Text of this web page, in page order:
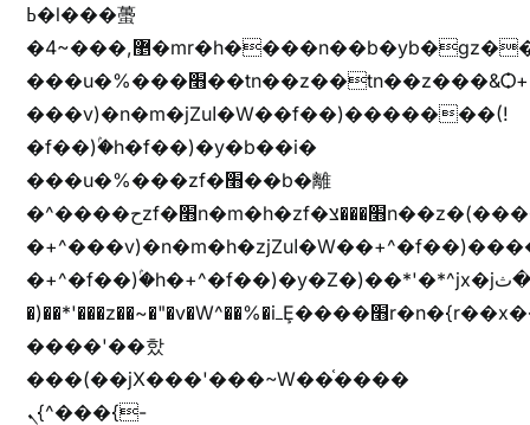
ߕ�l���蠆
�4~���,޵�mr�h����n��b�yb�gz���Z��m��ޭ�%��b�G(���i�
���u�%���׫��tn��z��tn��z���&Ѻ+u��y�tn��z�(���i�b� h���v)�(!
���v)�n�m�jZuا�W��f��)�������(!
�f��)ۢ�h�f��)�y�b��i�
���u�%���zf�׫��b�離
�^����حzf�׫n�m�h�zf�׫���צn��z�(����i�b� h�+^���v)�(!
�+^���v)�n�m�h�zjZuا�W��+^�f��)����zi����(!
�+^�f��)ۢ�h�+^�f��)�y�Z�)��*'�*^jx�jب�ثy�b�y^~֧�f���ܢZ+jx�jب��^y�7jx�jب�ץk-
�)��*'���z��~�"�v�W^��%�iߺȨ����׫r�n�{r��x�����xjX��ǥ}
����'��핬
���(��jX���'���~W��֫����
ܢ{^���{-